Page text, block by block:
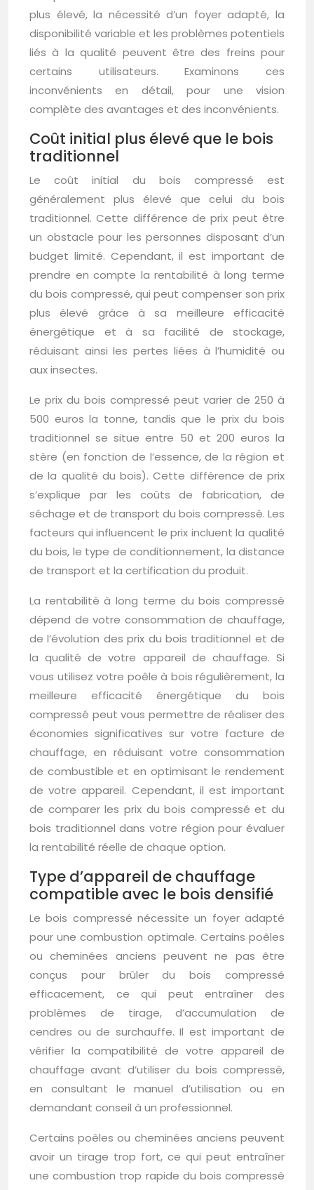
plus élevé, la nécessité d’un foyer adapté, la
disponibilité variable et les problèmes potentiels
liés à la qualité peuvent être des freins pour
certains utilisateurs. Examinons ces
inconvénients en détail, pour une vision
complète des avantages et des inconvénients.
Coût initial plus élevé que le bois
traditionnel
Le coût initial du bois compressé est
généralement plus élevé que celui du bois
traditionnel. Cette différence de prix peut être
un obstacle pour les personnes disposant d’un
budget limité. Cependant, il est important de
prendre en compte la rentabilité à long terme
du bois compressé, qui peut compenser son prix
plus élevé grâce à sa meilleure efficacité
énergétique et à sa facilité de stockage,
réduisant ainsi les pertes liées à l’humidité ou
aux insectes.
Le prix du bois compressé peut varier de 250 à
500 euros la tonne, tandis que le prix du bois
traditionnel se situe entre 50 et 200 euros la
stère (en fonction de l’essence, de la région et
de la qualité du bois). Cette différence de prix
s’explique par les coûts de fabrication, de
séchage et de transport du bois compressé. Les
facteurs qui influencent le prix incluent la qualité
du bois, le type de conditionnement, la distance
de transport et la certification du produit.
La rentabilité à long terme du bois compressé
dépend de votre consommation de chauffage,
de l’évolution des prix du bois traditionnel et de
la qualité de votre appareil de chauffage. Si
vous utilisez votre poêle à bois régulièrement, la
meilleure efficacité énergétique du bois
compressé peut vous permettre de réaliser des
économies significatives sur votre facture de
chauffage, en réduisant votre consommation
de combustible et en optimisant le rendement
de votre appareil. Cependant, il est important
de comparer les prix du bois compressé et du
bois traditionnel dans votre région pour évaluer
la rentabilité réelle de chaque option.
Type d’appareil de chauffage
compatible avec le bois densifié
Le bois compressé nécessite un foyer adapté
pour une combustion optimale. Certains poêles
ou cheminées anciens peuvent ne pas être
conçus pour brûler du bois compressé
efficacement, ce qui peut entraîner des
problèmes de tirage, d’accumulation de
cendres ou de surchauffe. Il est important de
vérifier la compatibilité de votre appareil de
chauffage avant d’utiliser du bois compressé,
en consultant le manuel d’utilisation ou en
demandant conseil à un professionnel.
Certains poêles ou cheminées anciens peuvent
avoir un tirage trop fort, ce qui peut entraîner
une combustion trop rapide du bois compressé